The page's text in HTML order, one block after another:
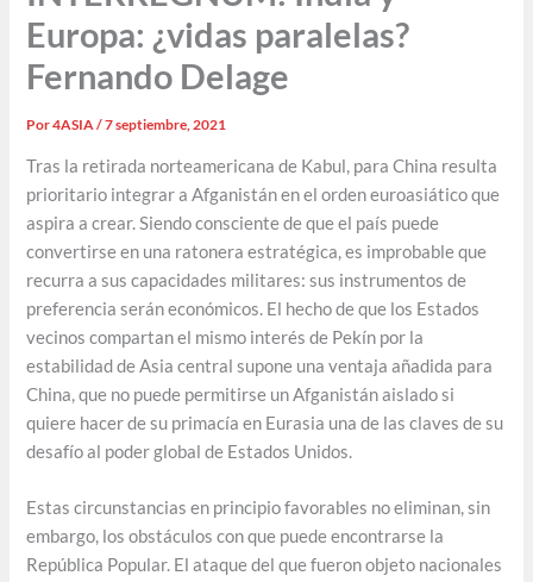
Europa: ¿vidas paralelas?
Fernando Delage
Por4ASIA/7 septiembre, 2021
Tras la retirada norteamericana de Kabul, para China resulta
prioritario integrar a Afganistán en el orden euroasiático que
aspira a crear. Siendo consciente de que el país puede
convertirse en una ratonera estratégica, es improbable que
recurra a sus capacidades militares: sus instrumentos de
preferencia serán económicos. El hecho de que los Estados
vecinos compartan el mismo interés de Pekín por la
estabilidad de Asia central supone una ventaja añadida para
China, que no puede permitirse un Afganistán aislado si
quiere hacer de su primacía en Eurasia una de las claves de su
desafío al poder global de Estados Unidos.
Estas circunstancias en principio favorables no eliminan, sin
embargo, los obstáculos con que puede encontrarse la
República Popular. El ataque del que fueron objeto nacionales